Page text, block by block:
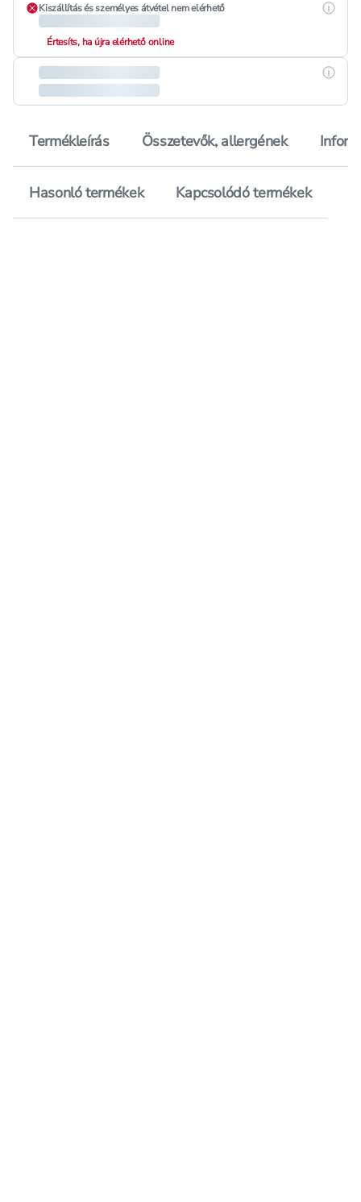
Kiszállítás és személyes átvétel nem elérhető
Értesíts, ha újra elérhető online
Termékleírás Összetevők, allergének
Hasonló termékek Kapcsolódó termékek